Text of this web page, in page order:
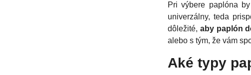
Pri výbere paplóna
univerzálny, teda
dôležité, aby paplón
alebo s tým, že vám
Aké typy